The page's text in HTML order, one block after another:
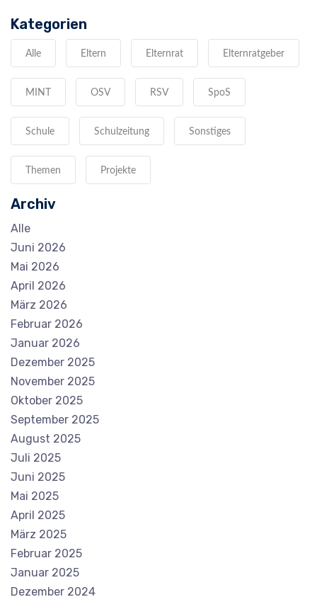
Kategorien
Alle Eltern Elternrat Elternratgeber
MINT OSV RSV SpoS
Schule Schulzeitung Sonstiges
Themen Projekte
Archiv
Alle
Juni 2026
Mai 2026
April 2026
März 2026
Februar 2026
Januar 2026
Dezember 2025
November 2025
Oktober 2025
September 2025
August 2025
Juli 2025
Juni 2025
Mai 2025
April 2025
März 2025
Februar 2025
Januar 2025
Dezember 2024